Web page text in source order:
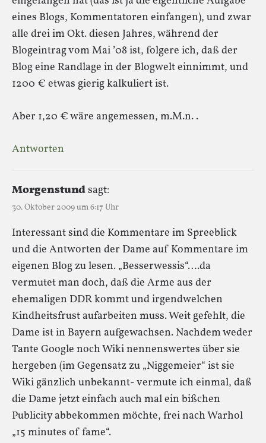
eines Blogs, Kommentatoren einfangen), und zwar
alle drei im Okt. diesen Jahres, während der
Blogeintrag vom Mai ’08 ist, folgere ich, daß der
Blog eine Randlage in der Blogwelt einnimmt, und
1200 € etwas gierig kalkuliert ist.
Aber 1,20 € wäre angemessen, m.M.n. .
Antworten
Morgenstundsagt:
30. Oktober 2009 um 6:17 Uhr
Interessant sind die Kommentare im Spreeblick
und die Antworten der Dame auf Kommentare im
eigenen Blog zu lesen. „Besserwessis“….da
vermutet man doch, daß die Arme aus der
ehemaligen DDR kommt und irgendwelchen
Kindheitsfrust aufarbeiten muss. Weit gefehlt, die
Dame ist in Bayern aufgewachsen. Nachdem weder
Tante Google noch Wiki nennenswertes über sie
hergeben (im Gegensatz zu „Niggemeier“ ist sie
Wiki gänzlich unbekannt- vermute ich einmal, daß
die Dame jetzt einfach auch mal ein bißchen
Publicity abbekommen möchte, frei nach Warhol
„15 minutes of fame“.